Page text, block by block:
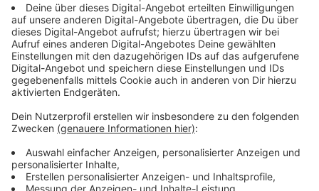
Diese Linien der Rheinbahn fahren während des
Streiks
Diese Linien werden voraussichtlich fahren:
Linie 05
Erkrath S - Erkrath-Hochdahl S - Trills - Hochdahler
Markt - Sandheide - Willbeck - Erkrath-Millrath S
Linie 06